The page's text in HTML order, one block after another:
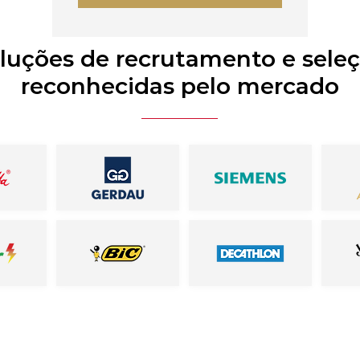
de recrutamento e
reconhecidas pelo mercado